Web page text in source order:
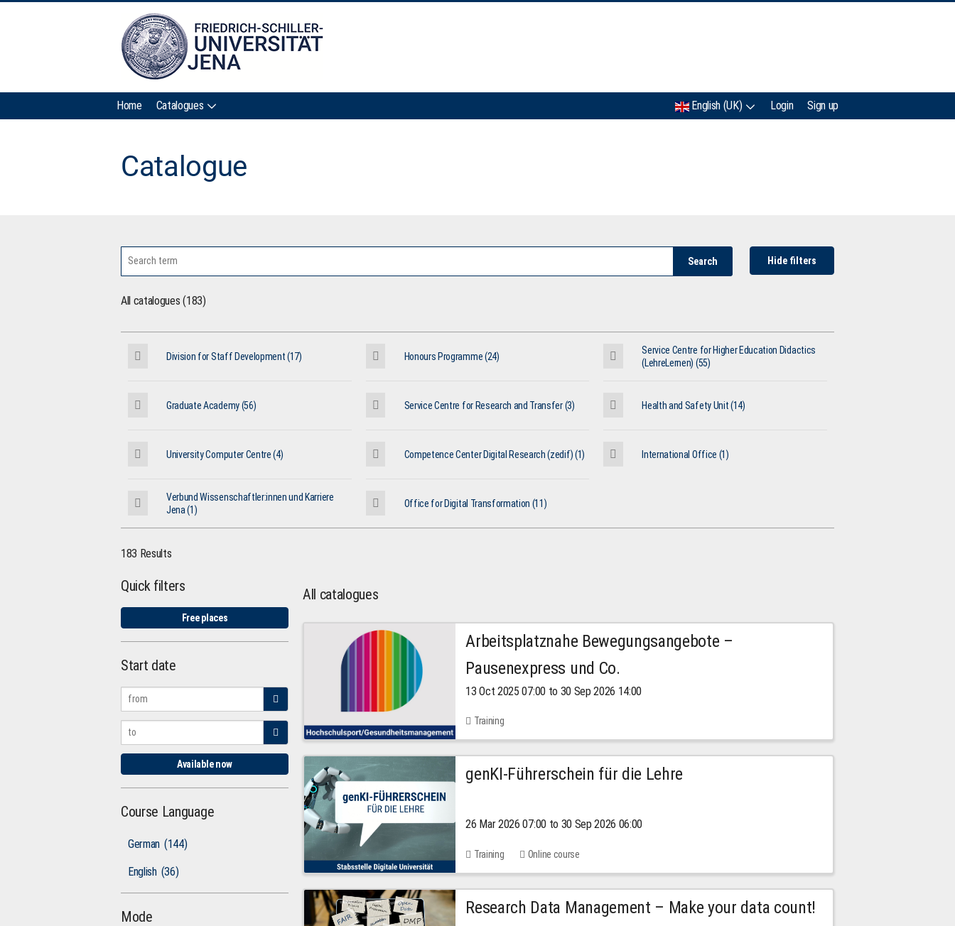
Home Catalogues English (UK) Login Sign up
Catalogue
Search Hide filters
All catalogues (183)
Division for Staff Development (17) Honours Programme (24)
Service Centre for Higher Education Didactics
(LehreLernen) (55)
Graduate Academy (56) Service Centre for Research and Transfer (3) Health and Safety Unit (14)
University Computer Centre (4) Competence Center Digital Research (zedif) (1) International Office (1)
Verbund Wissenschaftler:innen und Karriere
Jena (1)
Office for Digital Transformation (11)
183 Results
Quick filters
Free places
Start date
Available now
Course Language
German (144)
English (36)
Mode
All catalogues
Arbeitsplatznahe Bewegungsangebote –
Pausenexpress und Co.
13 Oct 2025 07:00 to 30 Sep 2026 14:00
Training
genKI-Führerschein für die Lehre
26 Mar 2026 07:00 to 30 Sep 2026 06:00
Training Online course
Research Data Management – Make your data count!